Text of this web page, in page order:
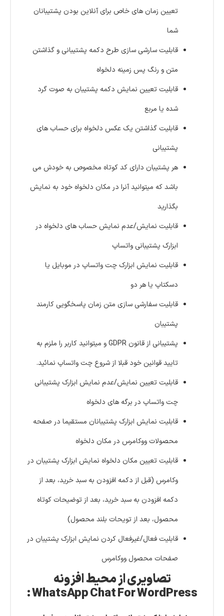
تعیین زمان های خاص برای آنلاین بودن پشتیبانان
شما
قابلیت سارشی سازی طرح دکمه پشتیبانی و گذاشتن
متن و رنگ پس زمینه دلخواه
قابلیت تعیین نمایش دکمه پشتیبان به صوت گرد
شده یا مربع
قابلیت گذاشتن یک عکس دلخواه برای حساب های
پشتیبانی
هر پشتیبان دارای کد کوتاه مخصوص به خودش می
باشد که میتوانید آنرا در مکان دلخواه خود به نمایش
بگذارید
قابلیت نمایش/عدم نمایش حساب های دلخواه در
ابزارک پشتیبانی واتساپ
قابلیت نمایش ابزارک چت واتساپ در موبایل یا
دسکتاپ یا هر دو
قابلیت سفارشی سازی متن زمان پاسخگویی کارمند
پشتیبان
پشتیبانی از قانون GDPR و میتوانید کاربر را ملزم به
تایید قوانین خود قبلا از شروع چت واتساپ نمائید.
قابلیت تعیین نمایش/عدم نمایش ابزارک پشتیبانی
چت واتساپ در برگه های دلخواه
قابلیت نمایش ابزارک پشتیبانان مستقیما در صفحه
محصولات ووکامرس در مکان دلخواه
قابلیت تعیین مکان دلخواه نمایش ابزارک پشتیبان در
وکامرس (قبل از دکمه افزودن به سبد خرید، بعد از
دکمه افزودن به سبد خرید، بعد از توضیحات کوتاه
محصول، بعد از تویحات بلند محصول)
قابلیت فعال/غیرفعال کردن نمایش ابزارک پشتیبان در
صفحات محصول ووکامرس
تصاویری از محیط افزونه
WhatsApp Chat For WordPress :